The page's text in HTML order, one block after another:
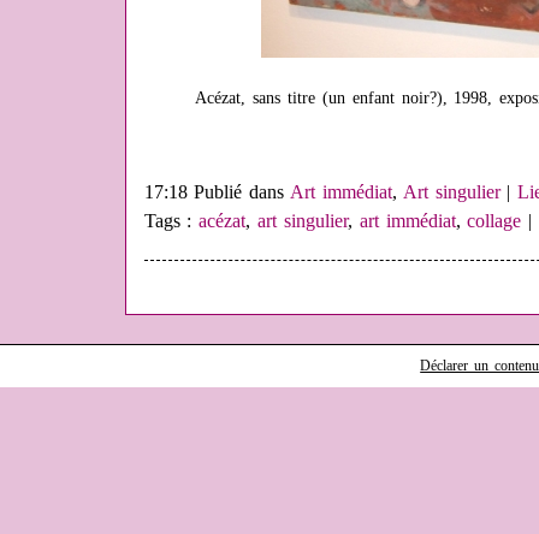
Acézat, sans titre (un enfant noir?), 1998,
17:18 Publié dansArt immédiat, Art singulier|
Tags :acézat,art singulier, art immédiat,collage |
Déclarer un